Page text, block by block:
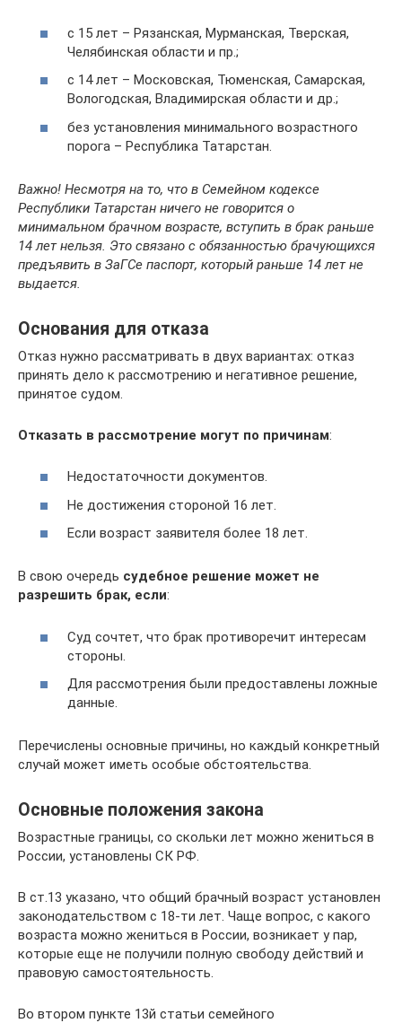
с 15 лет – Рязанская, Мурманская, Тверская,
Челябинская области и пр.;
с 14 лет – Московская, Тюменская, Самарская,
Вологодская, Владимирская области и др.;
без установления минимального возрастного
порога – Республика Татарстан.
Важно! Несмотря на то, что в Семейном кодексе
Республики Татарстан ничего не говорится о
минимальном брачном возрасте, вступить в брак раньше
14 лет нельзя. Это связано с обязанностью брачующихся
предъявить в ЗаГСе паспорт, который раньше 14 лет не
выдается.
Основания для отказа
Отказ нужно рассматривать в двух вариантах: отказ
принять дело к рассмотрению и негативное решение,
принятое судом.
Отказать в рассмотрение могут по причинам:
Недостаточности документов.
Не достижения стороной 16 лет.
Если возраст заявителя более 18 лет.
В свою очередь судебное решение может не
разрешить брак, если:
Суд сочтет, что брак противоречит интересам
стороны.
Для рассмотрения были предоставлены ложные
данные.
Перечислены основные причины, но каждый конкретный
случай может иметь особые обстоятельства.
Основные положения закона
Возрастные границы, со скольки лет можно жениться в
России, установлены СК РФ.
В ст.13 указано, что общий брачный возраст установлен
законодательством с 18-ти лет. Чаще вопрос, с какого
возраста можно жениться в России, возникает у пар,
которые еще не получили полную свободу действий и
правовую самостоятельность.
Во втором пункте 13й статьи семейного